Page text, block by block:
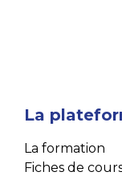
La
La formation
Fiches de